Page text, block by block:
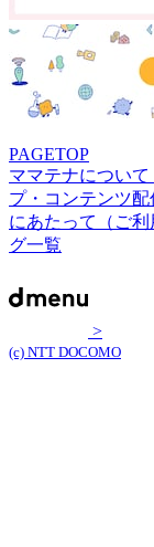
PAGETOP
ママテナについて
プ・コンテンツ
にあたって（ご
グ一覧
>
(c) NTT DOCOMO